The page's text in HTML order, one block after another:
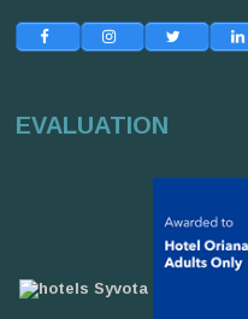
EVALUATION